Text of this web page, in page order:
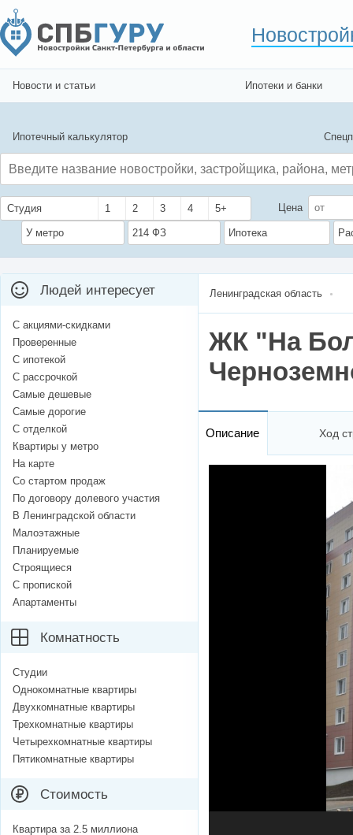
Новости и статьи Ипотеки и банки
Ипотечный калькулятор
Студия 1 2 3 4 5+ Цена
У метро 214 ФЗ Ипотека
Ленинградская область
ЖК "На
Описание Ход
Людей интересует
С акциями-скидками
Проверенные
С ипотекой
С рассрочкой
Самые дешевые
Самые дорогие
С отделкой
Квартиры у метро
На карте
Со стартом продаж
По договору долевого участия
В Ленинградской области
Малоэтажные
Планируемые
Строящиеся
С пропиской
Апартаменты
Комнатность
Студии
Однокомнатные квартиры
Двухкомнатные квартиры
Трехкомнатные квартиры
Четырехкомнатные квартиры
Пятикомнатные квартиры
Стоимость
Квартира за 2.5 миллиона